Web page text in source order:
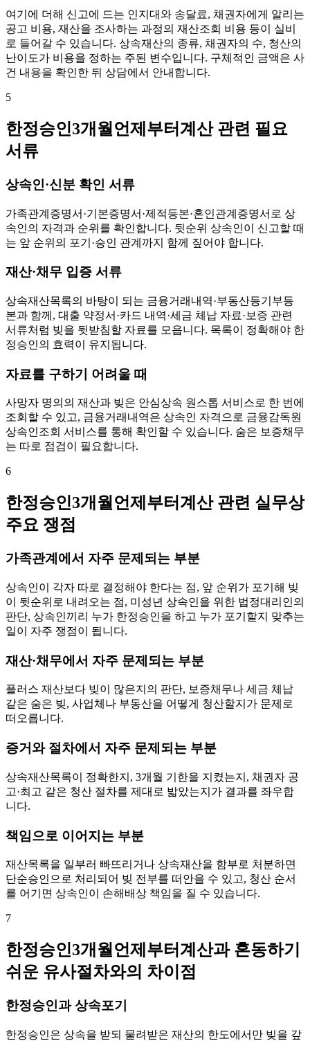
여기에 더해 신고에 드는 인지대와 송달료, 채권자에게 알리는
공고 비용, 재산을 조사하는 과정의 재산조회 비용 등이 실비
로 들어갈 수 있습니다. 상속재산의 종류, 채권자의 수, 청산의
난이도가 비용을 정하는 주된 변수입니다. 구체적인 금액은 사
건 내용을 확인한 뒤 상담에서 안내합니다.
5
한정승인3개월언제부터계산 관련 필요
서류
상속인·신분 확인 서류
가족관계증명서·기본증명서·제적등본·혼인관계증명서로 상
속인의 자격과 순위를 확인합니다. 뒷순위 상속인이 신고할 때
는 앞 순위의 포기·승인 관계까지 함께 짚어야 합니다.
재산·채무 입증 서류
상속재산목록의 바탕이 되는 금융거래내역·부동산등기부등
본과 함께, 대출 약정서·카드 내역·세금 체납 자료·보증 관련
서류처럼 빚을 뒷받침할 자료를 모읍니다. 목록이 정확해야 한
정승인의 효력이 유지됩니다.
자료를 구하기 어려울 때
사망자 명의의 재산과 빚은 안심상속 원스톱 서비스로 한 번에
조회할 수 있고, 금융거래내역은 상속인 자격으로 금융감독원
상속인조회 서비스를 통해 확인할 수 있습니다. 숨은 보증채무
는 따로 점검이 필요합니다.
6
한정승인3개월언제부터계산 관련 실무상
주요 쟁점
가족관계에서 자주 문제되는 부분
상속인이 각자 따로 결정해야 한다는 점, 앞 순위가 포기해 빚
이 뒷순위로 내려오는 점, 미성년 상속인을 위한 법정대리인의
판단, 상속인끼리 누가 한정승인을 하고 누가 포기할지 맞추는
일이 자주 쟁점이 됩니다.
재산·채무에서 자주 문제되는 부분
플러스 재산보다 빚이 많은지의 판단, 보증채무나 세금 체납
같은 숨은 빚, 사업체나 부동산을 어떻게 청산할지가 문제로
떠오릅니다.
증거와 절차에서 자주 문제되는 부분
상속재산목록이 정확한지, 3개월 기한을 지켰는지, 채권자 공
고·최고 같은 청산 절차를 제대로 밟았는지가 결과를 좌우합
니다.
책임으로 이어지는 부분
재산목록을 일부러 빠뜨리거나 상속재산을 함부로 처분하면
단순승인으로 처리되어 빚 전부를 떠안을 수 있고, 청산 순서
를 어기면 상속인이 손해배상 책임을 질 수 있습니다.
7
한정승인3개월언제부터계산과 혼동하기
쉬운 유사절차와의 차이점
한정승인과 상속포기
한정승인은 상속을 받되 물려받은 재산의 한도에서만 빚을 갚